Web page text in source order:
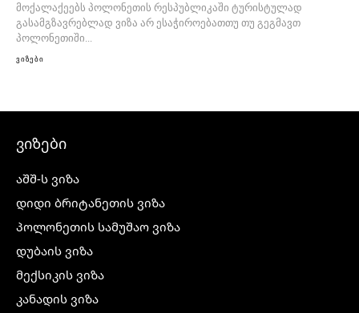
მოქალაქეებს პოლონეთის რესპუბლიკაში ტურისტულად
გასამგზავრებლად ვიზა არ ესაჭიროებათთუ თუ გეგმავთ
პოლონეთიში...
ვიზები
ვიზები
აშშ-ს ვიზა
დიდი ბრიტანეთის ვიზა
პოლონეთის სამუშაო ვიზა
დუბაის ვიზა
მექსიკის ვიზა
კანადის ვიზა